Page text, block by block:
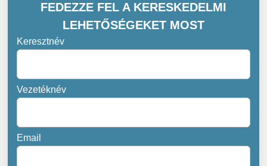
FEDEZZE FEL A KERESKEDELMI
LEHETŐSÉGEKET MOST
Keresztnév
Vezetéknév
Email